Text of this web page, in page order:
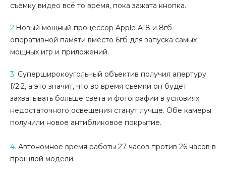
съёмку видео всё то время, пока зажата кнопка.
2.Новый мощный процессор Apple A18 и 8гб
оперативной памяти вместо 6гб для запуска самых
мощных игр и приложений.
3. Суперширокоугольный объектив получил апертуру
f/2.2, а это значит, что во время съемки он будет
захватывать больше света и фотографии в условиях
недостаточного освещения станут лучше. Обе камеры
получили новое антибликовое покрытие.
4. Автономное время работы 27 часов против 26 часов в
прошлой модели.